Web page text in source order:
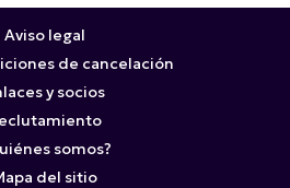
Aviso legal
de cancelación
y socios
somos?
del sitio